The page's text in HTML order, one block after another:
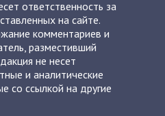
ответственность за
на сайте.
комментариев и
разместивший
не несет
и аналитические
со ссылкой на другие